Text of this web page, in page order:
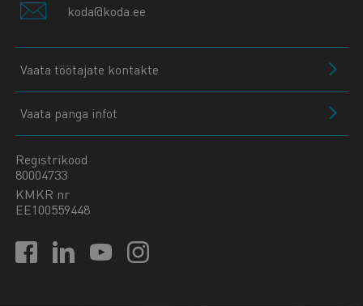
koda@koda.ee
Vaata töötajate kontakte
Vaata panga infot
Registrikood
80004733
KMKR nr
EE100559448